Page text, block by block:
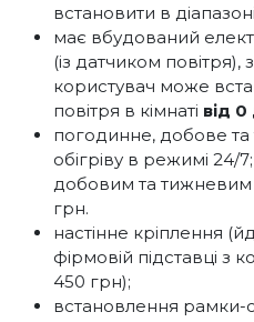
встановити в діапазоні
має вбудований
(із датчиком
користувач може
повітря в кімнаті від
погодинне, добове
обігріву в режимі 24/
добовим та
грн.
настінне кріплення
фірмовій підставці з
450 грн);
встановлення